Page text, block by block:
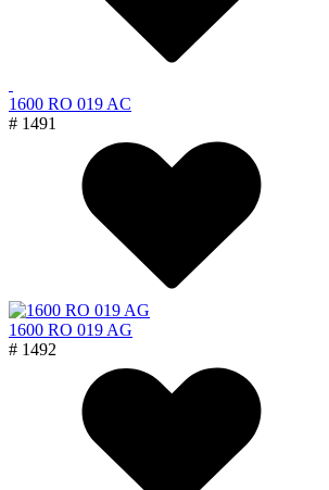
1600 RO 019 AC
# 1491
1600 RO 019 AG
# 1492